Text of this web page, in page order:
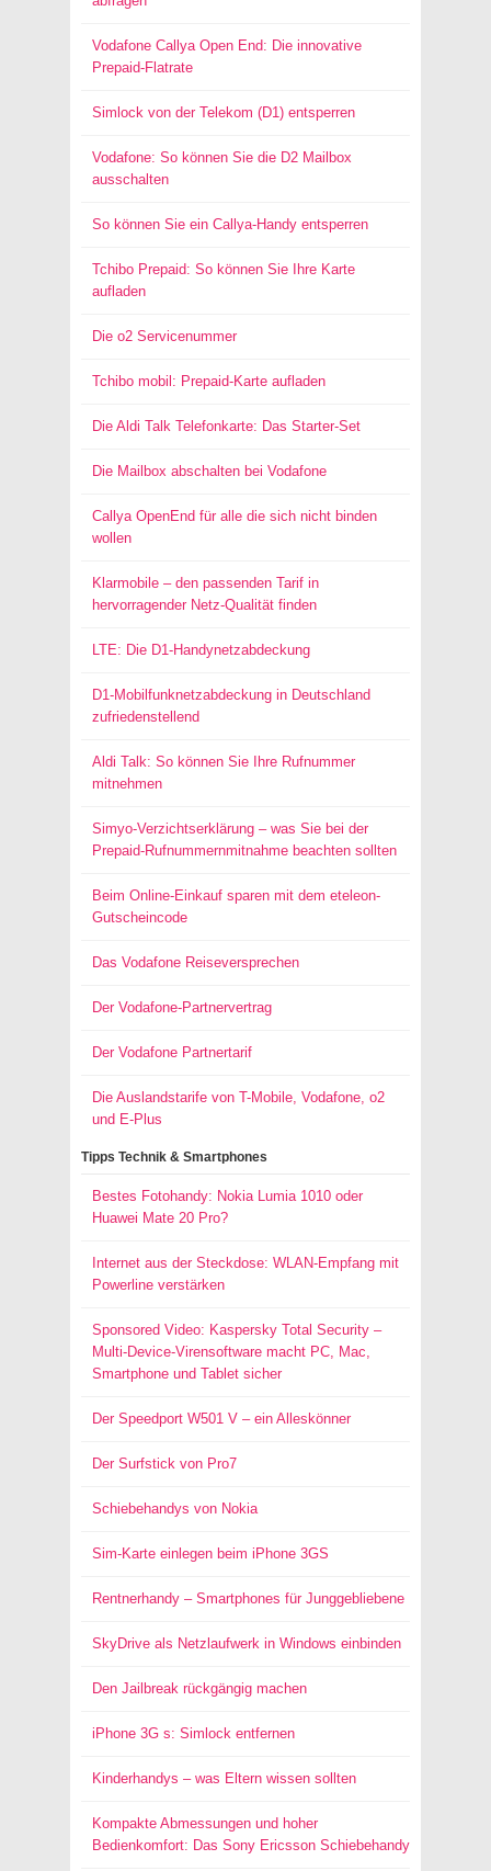
Vodafone Callya Open End: Die innovative
Prepaid-Flatrate
Simlock von der Telekom (D1) entsperren
Vodafone: So können Sie die D2 Mailbox
ausschalten
So können Sie ein Callya-Handy entsperren
Tchibo Prepaid: So können Sie Ihre Karte
aufladen
Die o2 Servicenummer
Tchibo mobil: Prepaid-Karte aufladen
Die Aldi Talk Telefonkarte: Das Starter-Set
Die Mailbox abschalten bei Vodafone
Callya OpenEnd für alle die sich nicht binden
wollen
Klarmobile – den passenden Tarif in
hervorragender Netz-Qualität finden
LTE: Die D1-Handynetzabdeckung
D1-Mobilfunknetzabdeckung in Deutschland
zufriedenstellend
Aldi Talk: So können Sie Ihre Rufnummer
mitnehmen
Simyo-Verzichtserklärung – was Sie bei der
Prepaid-Rufnummernmitnahme beachten sollten
Beim Online-Einkauf sparen mit dem eteleon-
Gutscheincode
Das Vodafone Reiseversprechen
Der Vodafone-Partnervertrag
Der Vodafone Partnertarif
Die Auslandstarife von T-Mobile, Vodafone, o2
und E-Plus
Tipps Technik & Smartphones
Bestes Fotohandy: Nokia Lumia 1010 oder
Huawei Mate 20 Pro?
Internet aus der Steckdose: WLAN-Empfang mit
Powerline verstärken
Sponsored Video: Kaspersky Total Security –
Multi-Device-Virensoftware macht PC, Mac,
Smartphone und Tablet sicher
Der Speedport W501 V – ein Alleskönner
Der Surfstick von Pro7
Schiebehandys von Nokia
Sim-Karte einlegen beim iPhone 3GS
Rentnerhandy – Smartphones für Junggebliebene
SkyDrive als Netzlaufwerk in Windows einbinden
Den Jailbreak rückgängig machen
iPhone 3G s: Simlock entfernen
Kinderhandys – was Eltern wissen sollten
Kompakte Abmessungen und hoher
Bedienkomfort: Das Sony Ericsson Schiebehandy